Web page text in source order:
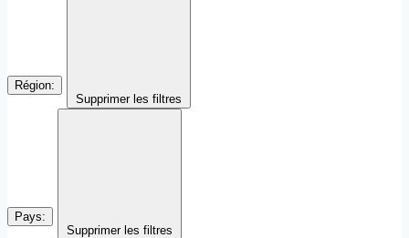
Région:
Supprimer les filtres
Pays:
Supprimer les filtres